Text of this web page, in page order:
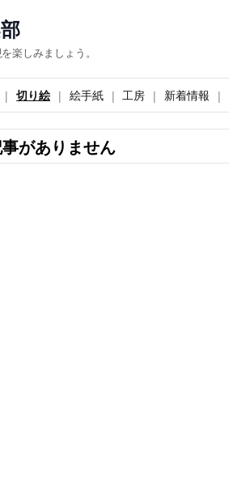
楽しみましょう。
切り絵 絵手紙 工房 新着情報
がありません